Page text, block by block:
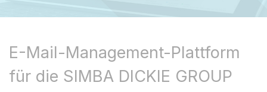
E-Mail-Management-Plattform
für die SIMBA DICKIE GROUP